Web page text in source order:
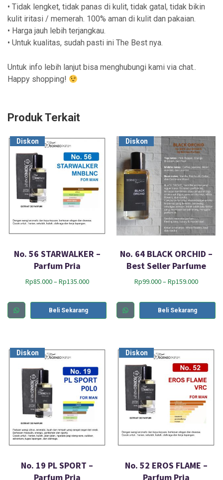
• Tidak lengket, tidak panas di kulit, tidak gatal, tidak bikin
kulit iritasi / memerah. 100% aman di kulit dan pakaian.
• Harga jauh lebih terjangkau.
• Untuk kualitas, sudah pasti ini The Best nya.
Untuk info lebih lanjut bisa menghubungi kami via chat..
Happy shopping!
Produk Terkait
Diskon
No. 56 STARWALKER –
Parfum Pria
Rp85.000–Rp135.000
Beli Sekarang
Diskon
No. 64 BLACK ORCHID –
Best Seller Parfume
Rp99.000–Rp159.000
Beli Sekarang
Diskon
No. 19 PL SPORT –
Parfum Pria
Diskon
No. 52 EROS FLAME –
Parfum Pria